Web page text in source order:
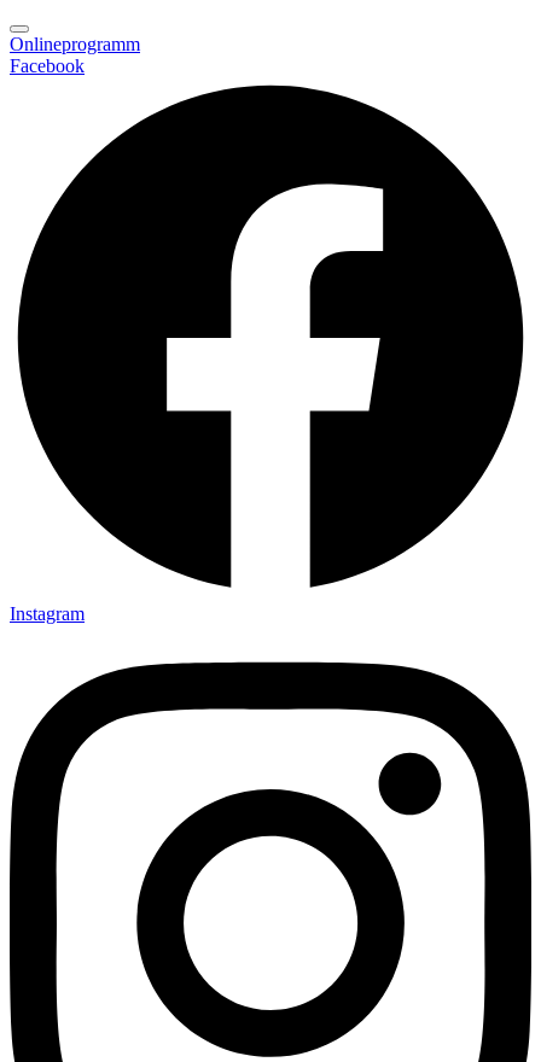
Onlineprogramm
Facebook
Instagram